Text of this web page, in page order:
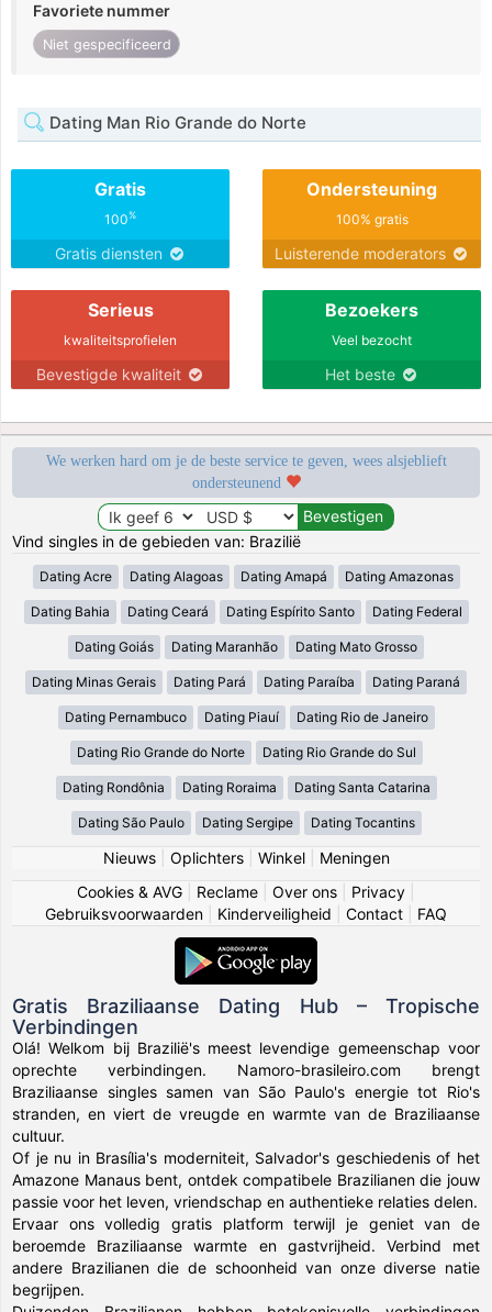
Favoriete nummer
Niet gespecificeerd
Dating Man Rio Grande do Norte
Gratis
100%
Gratis diensten
Ondersteuning
100% gratis
Luisterende moderators
Serieus
kwaliteitsprofielen
Bevestigde kwaliteit
Bezoekers
Veel bezocht
Het beste
We werken hard om je de beste service te geven, wees alsjeblieft
ondersteunend
Vind singles in de gebieden van: Brazilië
Dating Acre Dating Alagoas Dating Amapá Dating Amazonas
Dating Bahia Dating Ceará Dating Espírito Santo Dating Federal
Dating Goiás Dating Maranhão Dating Mato Grosso
Dating Minas Gerais Dating Pará Dating Paraíba Dating Paraná
Dating Pernambuco Dating Piauí Dating Rio de Janeiro
Dating Rio Grande do Norte Dating Rio Grande do Sul
Dating Rondônia Dating Roraima Dating Santa Catarina
Dating São Paulo Dating Sergipe Dating Tocantins
Nieuws| Oplichters| Winkel| Meningen
Cookies & AVG
Reclame Over ons Privacy
Gebruiksvoorwaarden
Kinderveiligheid Contact FAQ
Gratis Braziliaanse Dating Hub – Tropische
Verbindingen
Olá! Welkom bij Brazilië's meest levendige gemeenschap voor
oprechte verbindingen. Namoro-brasileiro.com brengt
Braziliaanse singles samen van São Paulo's energie tot Rio's
stranden, en viert de vreugde en warmte van de Braziliaanse
cultuur.
Of je nu in Brasília's moderniteit, Salvador's geschiedenis of het
Amazone Manaus bent, ontdek compatibele Brazilianen die jouw
passie voor het leven, vriendschap en authentieke relaties delen.
Ervaar ons volledig gratis platform terwijl je geniet van de
beroemde Braziliaanse warmte en gastvrijheid. Verbind met
andere Brazilianen die de schoonheid van onze diverse natie
begrijpen.